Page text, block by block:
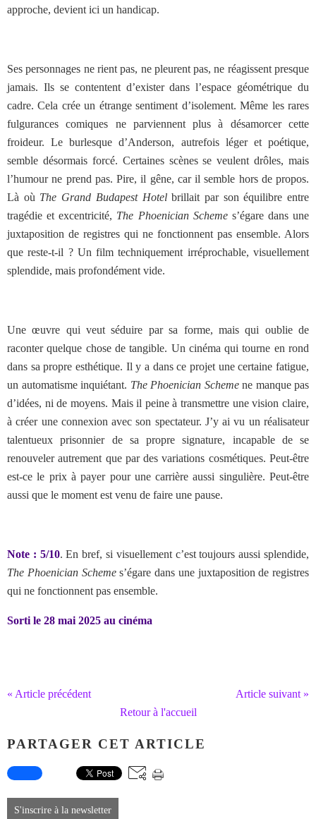
approche, devient ici un handicap.
Ses personnages ne rient pas, ne pleurent pas, ne réagissent presque
jamais. Ils se contentent d’exister dans l’espace géométrique du
cadre. Cela crée un étrange sentiment d’isolement. Même les rares
fulgurances comiques ne parviennent plus à désamorcer cette
froideur. Le burlesque d’Anderson, autrefois léger et poétique,
semble désormais forcé. Certaines scènes se veulent drôles, mais
l’humour ne prend pas. Pire, il gêne, car il semble hors de propos.
Là où The Grand Budapest Hotelbrillait par son équilibre entre
tragédie et excentricité, The Phoenician Schemes’égare dans une
juxtaposition de registres qui ne fonctionnent pas ensemble. Alors
que reste-t-il ? Un film techniquement irréprochable, visuellement
splendide, mais profondément vide.
Une œuvre qui veut séduire par sa forme, mais qui oublie de
raconter quelque chose de tangible. Un cinéma qui tourne en rond
dans sa propre esthétique. Il y a dans ce projet une certaine fatigue,
un automatisme inquiétant. The Phoenician Schemene manque pas
d’idées, ni de moyens. Mais il peine à transmettre une vision claire,
à créer une connexion avec son spectateur. J’y ai vu un réalisateur
talentueux prisonnier de sa propre signature, incapable de se
renouveler autrement que par des variations cosmétiques. Peut-être
est-ce le prix à payer pour une carrière aussi singulière. Peut-être
aussi que le moment est venu de faire une pause.
Note : 5/10. En bref, si visuellement c’est toujours aussi splendide,
The Phoenician Schemes’égare dans une juxtaposition de registres
qui ne fonctionnent pas ensemble.
Sorti le 28 mai 2025 au cinéma
« Article précédent
Article suivant »
Retour à l'accueil
PARTAGER CET ARTICLE
S'inscrire à la newsletter